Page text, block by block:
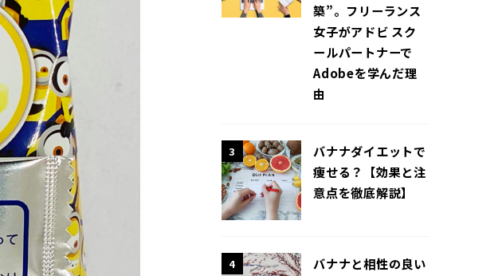
築”。フリーランス
女子がアドビ スク
ールパートナーで
Adobeを学んだ理
由
3
バナナダイエットで
痩せる？【効果と注
意点を徹底解説】
4
バナナと相性の良い